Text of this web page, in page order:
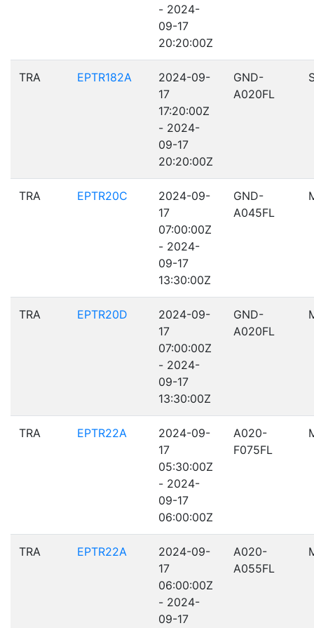
- 2024-
09-17
20:20:00Z
TRA EPTR182A
2024-09-
17
17:20:00Z
- 2024-
09-17
20:20:00Z
GND-
A020FL
TRA EPTR20C
2024-09-
17
07:00:00Z
- 2024-
09-17
13:30:00Z
GND-
A045FL
TRA EPTR20D
2024-09-
17
07:00:00Z
- 2024-
09-17
13:30:00Z
GND-
A020FL
TRA EPTR22A
2024-09-
17
05:30:00Z
- 2024-
09-17
06:00:00Z
A020-
F075FL
TRA EPTR22A
2024-09-
17
06:00:00Z
- 2024-
09-17
A020-
A055FL